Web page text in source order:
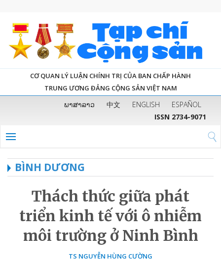
CƠ QUAN LÝ LUẬN CHÍNH TRỊ CỦA BAN CHẤP HÀNH
TRUNG ƯƠNG ĐẢNG CỘNG SẢN VIỆT NAM
ພາສາລາວ 中文 ENGLISH
ESPAÑOL
ISSN 2734-9071
BÌNH DƯƠNG
Thách thức giữa phát
triển kinh tế với ô nhiễm
môi trường ở Ninh Bình
TS NGUYỄN HÙNG CƯỜNG